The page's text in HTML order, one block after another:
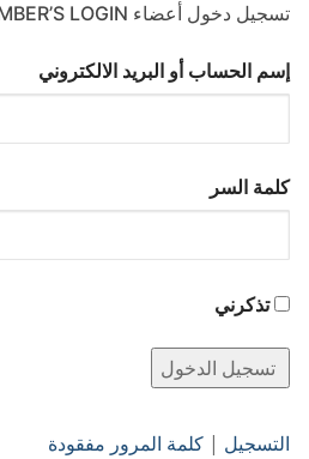
تسجيل دخول أعضاء MEMBER’S LOGIN
إسم الحساب أو البريد الالكتروني
كلمة السر
تذكرني
التسجيل | كلمة المرور مفقودة